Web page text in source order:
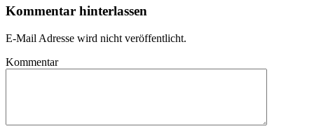
Kommentar hinterlassen
E-Mail Adresse wird nicht veröffentlicht.
Kommentar